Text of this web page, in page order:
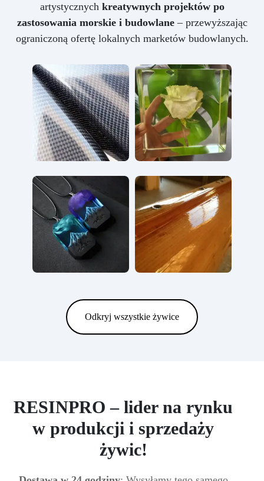
artystycznych kreatywnych projektów po
zastosowania morskie i budowlane– przewyższając
ograniczoną ofertę lokalnych marketów budowlanych.
Odkryj wszystkie żywice
RESINPRO – lider na rynku
w produkcji i sprzedaży
żywic!